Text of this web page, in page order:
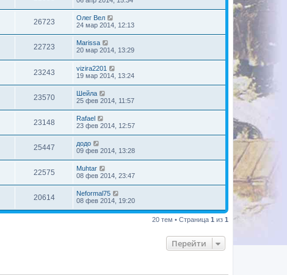
26723
Олег Вел
24 мар 2014, 12:13
22723
Marissa
20 мар 2014, 13:29
23243
vizira2201
19 мар 2014, 13:24
23570
Шейла
25 фев 2014, 11:57
23148
Rafael
23 фев 2014, 12:57
25447
додо
09 фев 2014, 13:28
22575
Muhtar
08 фев 2014, 23:47
20614
Neformal75
08 фев 2014, 19:20
20 тем • Страница 1 из 1
Перейти